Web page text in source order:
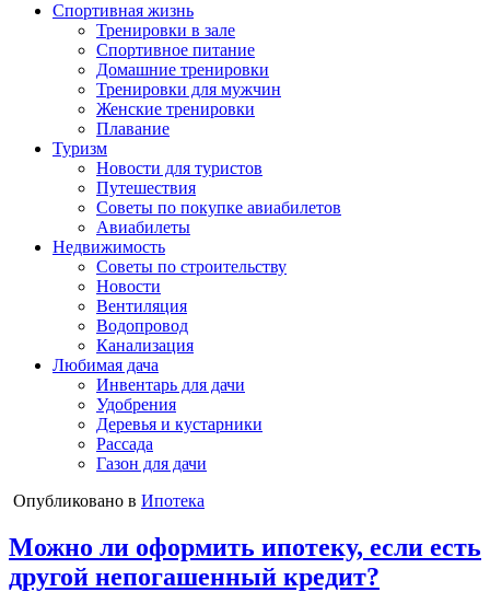
Спортивная жизнь
Тренировки в зале
Спортивное питание
Домашние тренировки
Тренировки для мужчин
Женские тренировки
Плавание
Туризм
Новости для туристов
Путешествия
Советы по покупке авиабилетов
Авиабилеты
Недвижимость
Советы по строительству
Новости
Вентиляция
Водопровод
Канализация
Любимая дача
Инвентарь для дачи
Удобрения
Деревья и кустарники
Рассада
Газон для дачи
Опубликовано в Ипотека
Можно ли оформить ипотеку, если есть
другой непогашенный кредит?